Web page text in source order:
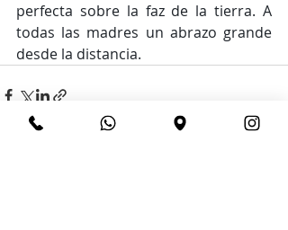
perfecta sobre la faz de la tierra. A
todas las madres un abrazo grande
desde la distancia.